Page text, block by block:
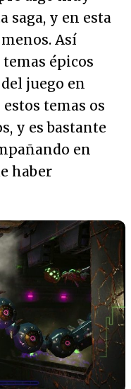
saga, y en esta
Así
épicos
juego en
temas os
y es bastante
en
haber